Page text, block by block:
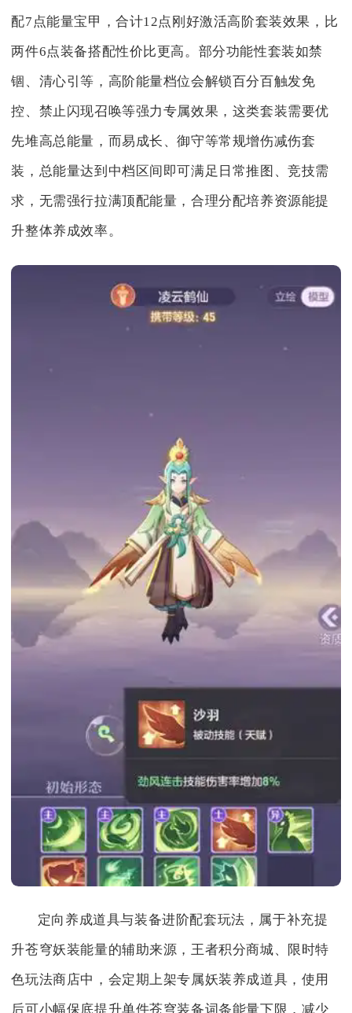
配7点能量宝甲，合计12点刚好激活高阶套装效果，比
两件6点装备搭配性价比更高。部分功能性套装如禁
锢、清心引等，高阶能量档位会解锁百分百触发免
控、禁止闪现召唤等强力专属效果，这类套装需要优
先堆高总能量，而易成长、御守等常规增伤减伤套
装，总能量达到中档区间即可满足日常推图、竞技需
求，无需强行拉满顶配能量，合理分配培养资源能提
升整体养成效率。
定向养成道具与装备进阶配套玩法，属于补充提
升苍穹妖装能量的辅助来源，王者积分商城、限时特
色玩法商店中，会定期上架专属妖装养成道具，使用
后可小幅保底提升单件苍穹装备词条能量下限，减少